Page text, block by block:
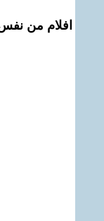
افلام من